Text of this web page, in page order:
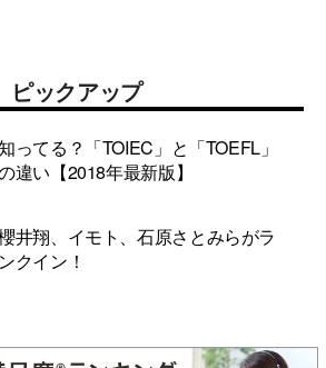
ピックアップ
ってる？「TOIEC」と「TOEFL」
違い【2018年最新版】
井翔、イモト、石原さとみらがラ
ンクイン！